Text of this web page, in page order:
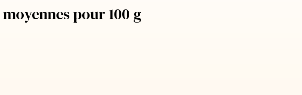
pour 100 g